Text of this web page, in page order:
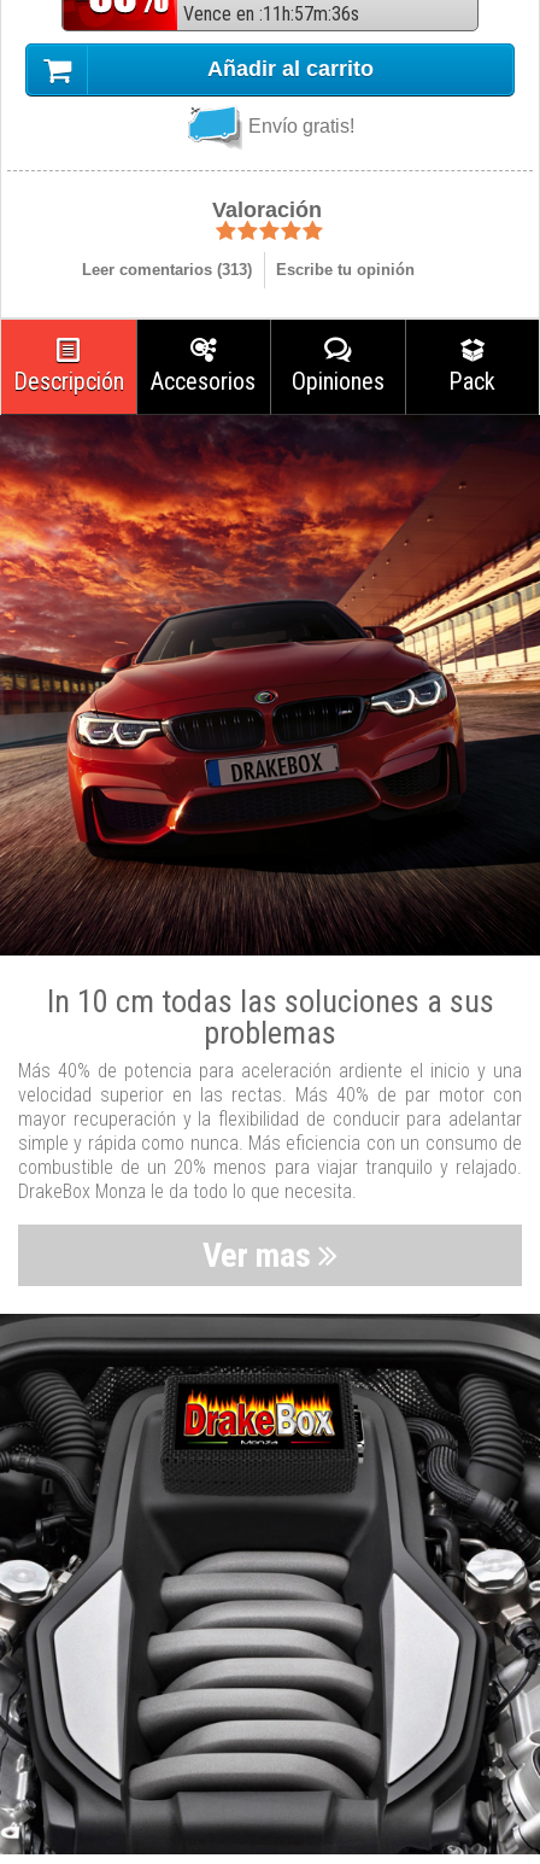
Vence en :11h:57m:35s
Añadir al carrito
Envío gratis!
Valoración
Leer comentarios (313) Escribe tu opinión
Descripción Accesorios Opiniones Pack
In 10 cm todas las soluciones a sus
problemas
Más 40% de potencia para aceleración ardiente el inicio y una
velocidad superior en las rectas. Más 40% de par motor con
mayor recuperación y la flexibilidad de conducir para adelantar
simple y rápida como nunca. Más eficiencia con un consumo de
combustible de un 20% menos para viajar tranquilo y relajado.
DrakeBox Monza le da todo lo que necesita.
Ver mas